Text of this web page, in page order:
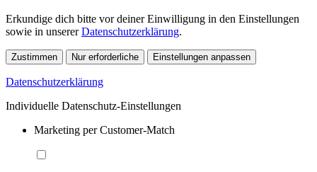
Erkundige dich bitte vor deiner Einwilligung in den Einstellungen
sowie in unsererDatenschutzerklärung.
Zustimmen Nur erforderliche Einstellungen anpassen
Datenschutzerklärung
Individuelle Datenschutz-Einstellungen
Marketing per Customer-Match